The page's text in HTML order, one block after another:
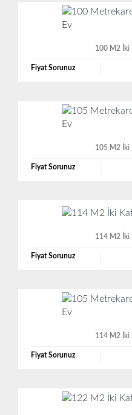
100 M2 İki
Fiyat Sorunuz
105 M2 İki
Fiyat Sorunuz
114 M2 İki
Fiyat Sorunuz
114 M2 İki
Fiyat Sorunuz